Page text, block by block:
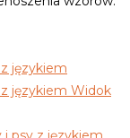
Widok